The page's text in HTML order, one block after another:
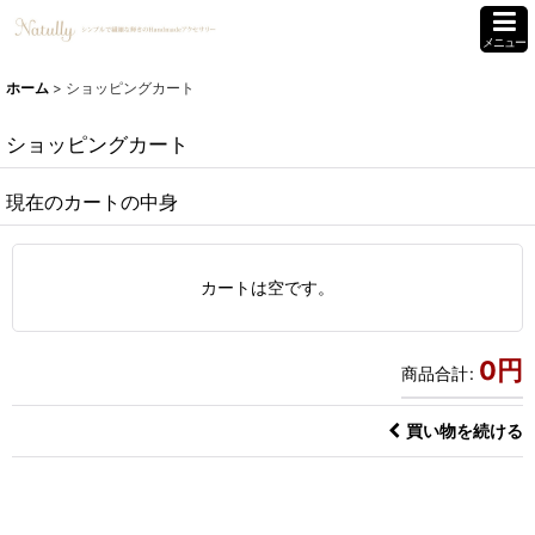
メニュー
ホーム > ショッピングカート
ショッピングカート
現在のカートの中身
カートは空です。
商品合計: 0円
買い物を続ける